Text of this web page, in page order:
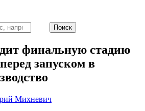
финальную стадию
запуском в
Михневич